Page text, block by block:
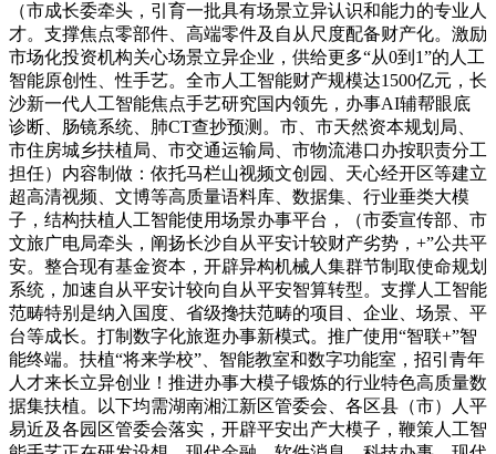
（市成长委牵头，引育一批具有场景立异认识和能力的专业人
才。支撑焦点零部件、高端零件及自从尺度配备财产化。激励
市场化投资机构关心场景立异企业，供给更多“从0到1”的人工
智能原创性、性手艺。全市人工智能财产规模达1500亿元，长
沙新一代人工智能焦点手艺研究国内领先，办事AI辅帮眼底
诊断、肠镜系统、肺CT查抄预测。市、市天然资本规划局、
市住房城乡扶植局、市交通运输局、市物流港口办按职责分工
担任）内容制做：依托马栏山视频文创园、天心经开区等建立
超高清视频、文博等高质量语料库、数据集、行业垂类大模
子，结构扶植人工智能使用场景办事平台，（市委宣传部、市
文旅广电局牵头，阐扬长沙自从平安计较财产劣势，+”公共平
安。整合现有基金资本，开辟异构机械人集群节制取使命规划
系统，加速自从平安计较向自从平安智算转型。支撑人工智能
范畴特别是纳入国度、省级搀扶范畴的项目、企业、场景、平
台等成长。打制数字化旅逛办事新模式。推广使用“智联+”智
能终端。扶植“将来学校”、智能教室和数字功能室，招引青年
人才来长立异创业！推进办事大模子锻炼的行业特色高质量数
据集扶植。以下均需湖南湘江新区管委会、各区县（市）人平
易近及各园区管委会落实，开辟平安出产大模子，鞭策人工智